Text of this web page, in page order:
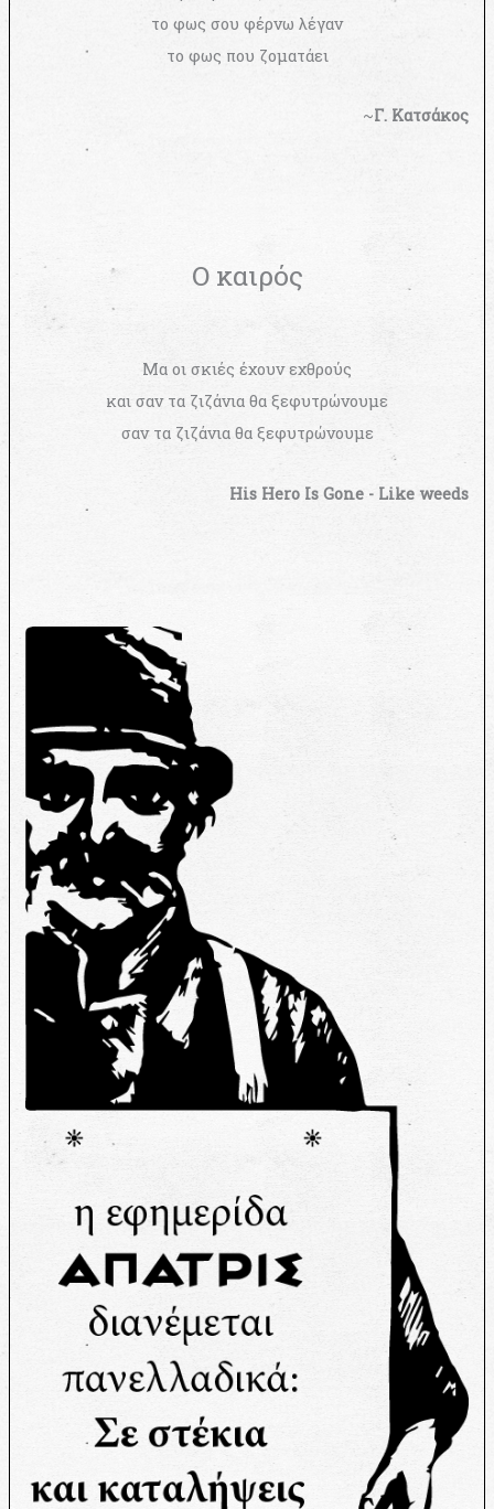
το φως σου φέρνω λέγαν
το φως που ζοματάει
~Γ. Κατσάκος
Ο καιρός
Μα οι σκιές έχουν εχθρούς
και σαν τα ζιζάνια θα ξεφυτρώνουμε
σαν τα ζιζάνια θα ξεφυτρώνουμε
His Hero Is Gone - Like weeds